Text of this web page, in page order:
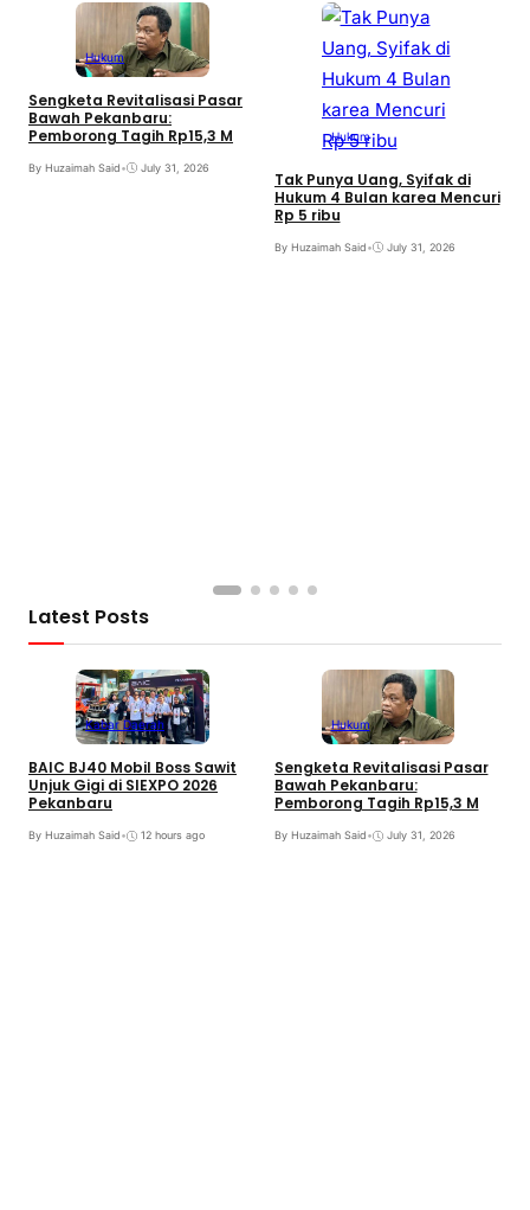
Hukum
Sengketa Revitalisasi Pasar
Bawah Pekanbaru:
Pemborong Tagih Rp15,3 M
By Huzaimah Said• July 31, 2026
Hukum
Tak Punya Uang, Syifak di
Hukum 4 Bulan karea Mencuri
Rp 5 ribu
By Huzaimah Said• July 31, 2026
Latest Posts
Kabar Daerah
BAIC BJ40 Mobil Boss Sawit
Unjuk Gigi di SIEXPO 2026
Pekanbaru
By Huzaimah Said• 12 hours ago
Hukum
Sengketa Revitalisasi Pasar
Bawah Pekanbaru:
Pemborong Tagih Rp15,3 M
By Huzaimah Said• July 31, 2026